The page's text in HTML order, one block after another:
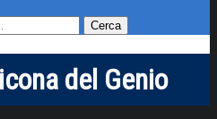
del Genio